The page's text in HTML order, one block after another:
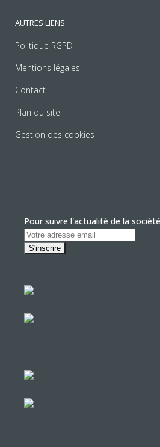
AUTRES LIENS
Politique RGPD
Mentions légales
Contact
Plan du site
Gestion des cookies
Pour suivre l'actualité de la